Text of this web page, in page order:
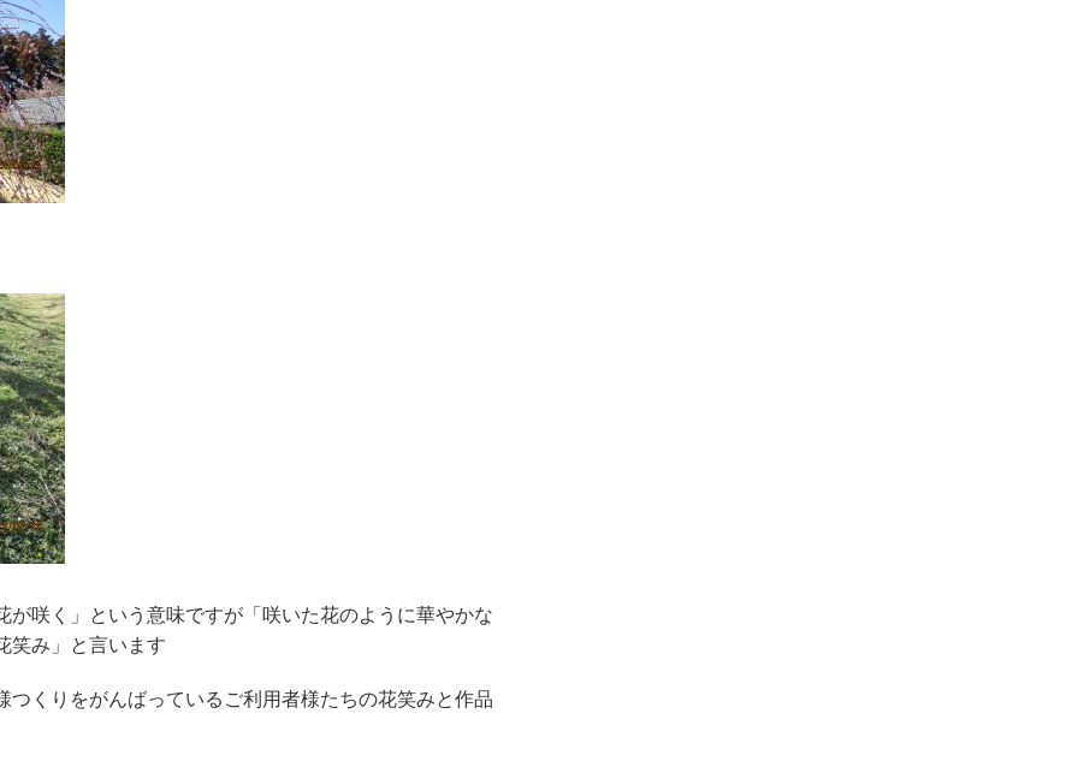
が咲く」という意味ですが「咲いた花のように華やかな
笑み」と言います
つくりをがんばっているご利用者様たちの花笑みと作品